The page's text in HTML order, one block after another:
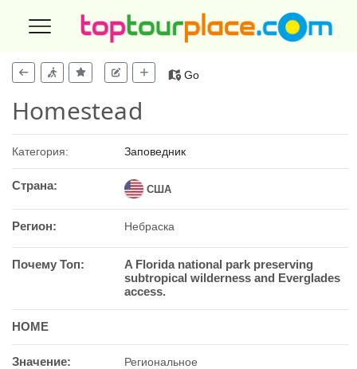
Go
Homestead
Категория: Заповедник
Страна: США
Регион: Небраска
Почему Топ:
A Florida national park preserving
subtropical wilderness and Everglades
access.
HOME
Значение: Региональное